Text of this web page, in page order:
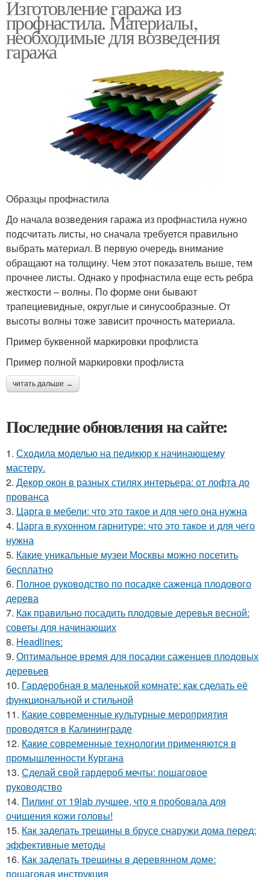
Изготовление гаража из
профнастила. Материалы,
необходимые для возведения
гаража
Образцы профнастила
До начала возведения гаража из профнастила нужно
подсчитать листы, но сначала требуется правильно
выбрать материал. В первую очередь внимание
обращают на толщину. Чем этот показатель выше, тем
прочнее листы. Однако у профнастила еще есть ребра
жесткости – волны. По форме они бывают
трапециевидные, округлые и синусообразные. От
высоты волны тоже зависит прочность материала.
Пример буквенной маркировки профлиста
Пример полной маркировки профлиста
читать дальше →
Последние обновления на сайте:
1. Сходила моделью на педикюр к начинающему
мастеру.
2. Декор окон в разных стилях интерьера: от лофта до
прованса
3. Царга в мебели: что это такое и для чего она нужна
4. Царга в кухонном гарнитуре: что это такое и для чего
нужна
5. Какие уникальные музеи Москвы можно посетить
бесплатно
6. Полное руководство по посадке саженца плодового
дерева
7. Как правильно посадить плодовые деревья весной:
советы для начинающих
8. Headlines:
9. Оптимальное время для посадки саженцев плодовых
деревьев
10. Гардеробная в маленькой комнате: как сделать её
функциональной и стильной
11. Какие современные культурные мероприятия
проводятся в Калининграде
12. Какие современные технологии применяются в
промышленности Кургана
13. Сделай свой гардероб мечты: пошаговое
руководство
14. Пилинг от 19lab лучшее, что я пробовала для
очищения кожи головы!
15. Как заделать трещины в брусе снаружи дома перед:
эффективные методы
16. Как заделать трещины в деревянном доме:
пошаговая инструкция